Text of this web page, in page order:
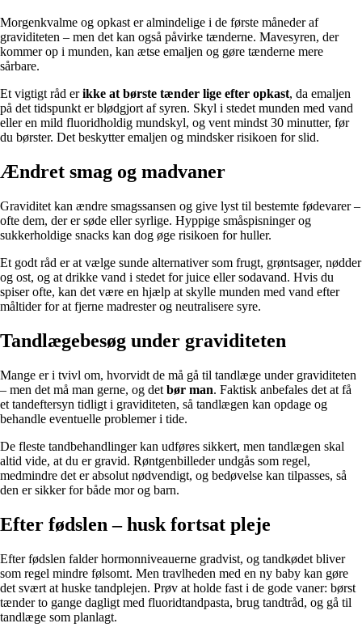
Morgenkvalme og opkast er almindelige i de første måneder af
graviditeten – men det kan også påvirke tænderne. Mavesyren, der
kommer op i munden, kan ætse emaljen og gøre tænderne mere
sårbare.
Et vigtigt råd erikke at børste tænder lige efter opkast, da emaljen
på det tidspunkt er blødgjort af syren. Skyl i stedet munden med vand
eller en mild fluoridholdig mundskyl, og vent mindst 30 minutter, før
du børster. Det beskytter emaljen og mindsker risikoen for slid.
Ændret smag og madvaner
Graviditet kan ændre smagssansen og give lyst til bestemte fødevarer –
ofte dem, der er søde eller syrlige. Hyppige småspisninger og
sukkerholdige snacks kan dog øge risikoen for huller.
Et godt råd er at vælge sunde alternativer som frugt, grøntsager, nødder
og ost, og at drikke vand i stedet for juice eller sodavand. Hvis du
spiser ofte, kan det være en hjælp at skylle munden med vand efter
måltider for at fjerne madrester og neutralisere syre.
Tandlægebesøg under graviditeten
Mange er i tvivl om, hvorvidt de må gå til tandlæge under graviditeten
– men det må man gerne, og det bør man. Faktisk anbefales det at få
et tandeftersyn tidligt i graviditeten, så tandlægen kan opdage og
behandle eventuelle problemer i tide.
De fleste tandbehandlinger kan udføres sikkert, men tandlægen skal
altid vide, at du er gravid. Røntgenbilleder undgås som regel,
medmindre det er absolut nødvendigt, og bedøvelse kan tilpasses, så
den er sikker for både mor og barn.
Efter fødslen – husk fortsat pleje
Efter fødslen falder hormonniveauerne gradvist, og tandkødet bliver
som regel mindre følsomt. Men travlheden med en ny baby kan gøre
det svært at huske tandplejen. Prøv at holde fast i de gode vaner: børst
tænder to gange dagligt med fluoridtandpasta, brug tandtråd, og gå til
tandlæge som planlagt.